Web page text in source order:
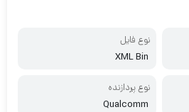
نوع فایل
XML Bin
نوع پردازنده
Qualcomm